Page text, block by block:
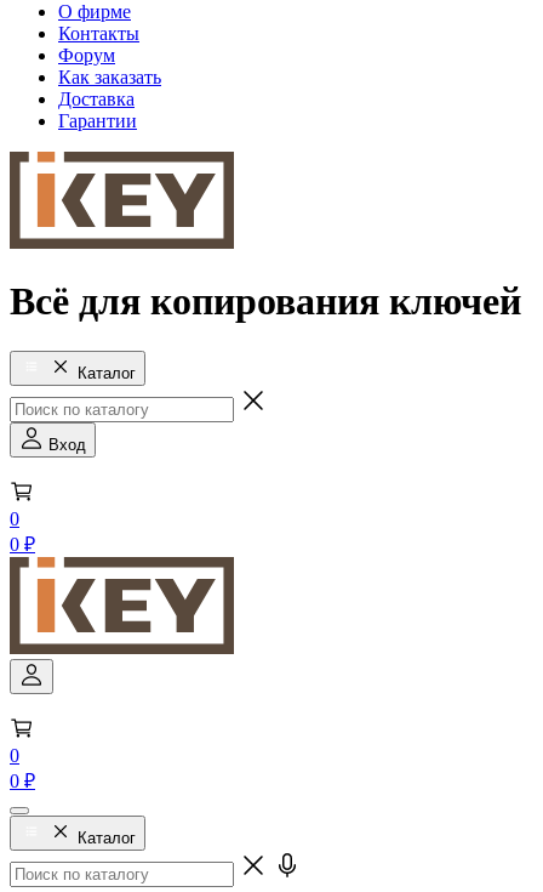
О фирме
Контакты
Форум
Как заказать
Доставка
Гарантии
Всё для копирования ключей
Каталог
Вход
0
0 ₽
0
0 ₽
Каталог